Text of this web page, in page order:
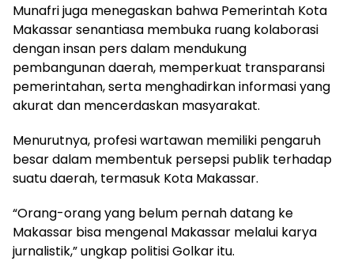
Munafri juga menegaskan bahwa Pemerintah Kota
Makassar senantiasa membuka ruang kolaborasi
dengan insan pers dalam mendukung
pembangunan daerah, memperkuat transparansi
pemerintahan, serta menghadirkan informasi yang
akurat dan mencerdaskan masyarakat.
Menurutnya, profesi wartawan memiliki pengaruh
besar dalam membentuk persepsi publik terhadap
suatu daerah, termasuk Kota Makassar.
“Orang-orang yang belum pernah datang ke
Makassar bisa mengenal Makassar melalui karya
jurnalistik,” ungkap politisi Golkar itu.